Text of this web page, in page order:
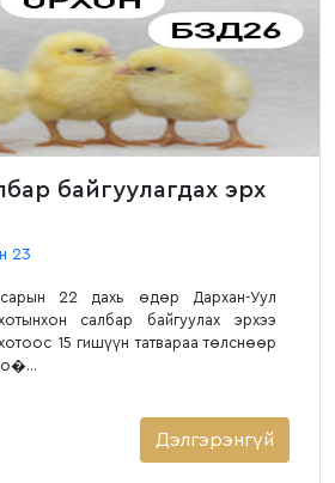
байгуулагдах эрх
23
22 дахь өдөр Дархан-Уул
салбар байгуулах эрхээ
15 гишүүн татвараа төлснөөр
Дэлгэрэнгүй